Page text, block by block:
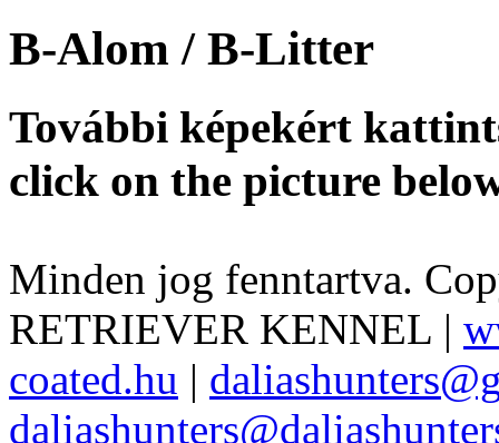
B-Alom / B-Litter
További képekért
click on the picture
Minden jog fenntartva.
RETRIEVER KENNEL |
coated.hu |